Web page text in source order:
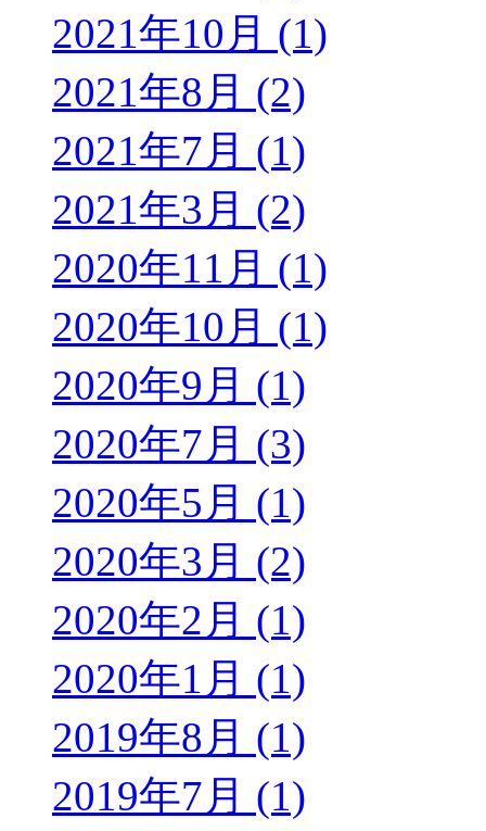
2021年10月 (1)
2021年8月 (2)
2021年7月 (1)
2021年3月 (2)
2020年11月 (1)
2020年10月 (1)
2020年9月 (1)
2020年7月 (3)
2020年5月 (1)
2020年3月 (2)
2020年2月 (1)
2020年1月 (1)
2019年8月 (1)
2019年7月 (1)